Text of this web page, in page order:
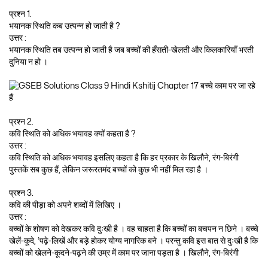
प्रश्न 1.
भयानक स्थिति कब उत्पन्न हो जाती है ?
उत्तर :
भयानक स्थिति तब उत्पन्न हो जाती है जब बच्चों की हँसती-खेलती और किलकारियाँ भरती
दुनिया न हो ।
प्रश्न 2.
कवि स्थिति को अधिक भयावह क्यों कहता है ?
उत्तर :
कवि स्थिति को अधिक भयावह इसलिए कहता है कि हर प्रकार के खिलौने, रंग-बिरंगी
पुस्तकें सब कुछ हैं, लेकिन जरूरतमंद बच्चों को कुछ भी नहीं मिल रहा है ।
प्रश्न 3.
कवि की पीड़ा को अपने शब्दों में लिखिए ।
उत्तर :
बच्चों के शोषण को देखकर कवि दुःखी है । वह चाहता है कि बच्चों का बचपन न छिने । बच्चे
खेलें-कूदे, ‘पढ़े-लिखें और बड़े होकर योग्य नागरिक बने । परन्तु कवि इस बात से दुःखी है कि
बच्चों को खेलने-कूदने-पढ़ने की उम्र में काम पर जाना पड़ता है । खिलौने, रंग-बिरंगी